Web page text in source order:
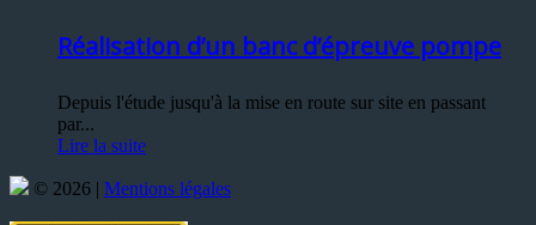
Réalisation d’un banc d’épreuve pompe
Depuis l'étude jusqu'à la mise en route sur site en passant
par...
Lire la suite
© 2026 | Mentions légales